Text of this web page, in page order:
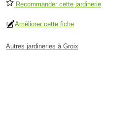
Recommander cette jardinerie
Améliorer cette fiche
Autres jardineries à Groix